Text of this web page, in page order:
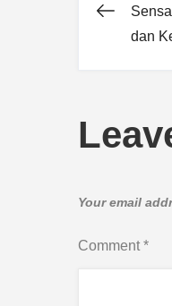
dan
Your email
Comment *